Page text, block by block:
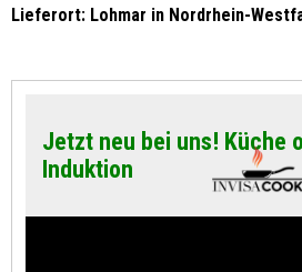
Lieferort: Lohmar in Nordrhein-
Jetzt neu bei uns! Küche
Induktion